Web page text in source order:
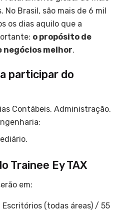
No Brasil, são mais de 6 mil
os dias aquilo que a
o propósito de
negócios melhor.
participar do
Contábeis, Administração,
Trainee Ey TAX
em:
(todas áreas) / 55